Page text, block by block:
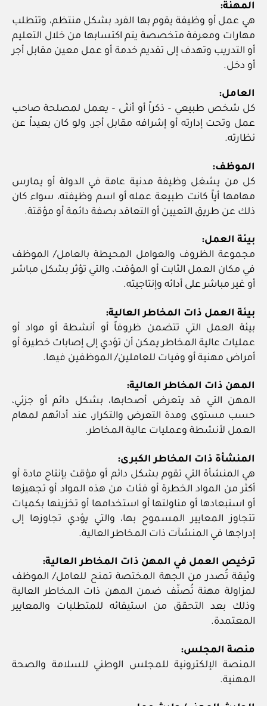
المهنة:
هي عمل أو وظيفة يقوم بها الفرد بشكل منتظم، وتتطلب
مهارات ومعرفة متخصصة يتم اكتسابها من خلال التعليم
أو التدريب وتهدف إلى تقديم خدمة أو عمل معين مقابل أجر
أو دخل.
العامل:
كل شخص طبيعي – ذكراً أو أنثى – يعمل لمصلحة صاحب
عمل وتحت إدارته أو إشرافه مقابل أجر، ولو كان بعيداً عن
نظارته.
الموظف:
كل من يشغل وظيفة مدنية عامة في الدولة أو يمارس
مهامها أياً كانت طبيعة عمله أو اسم وظيفته، سواء كان
ذلك عن طريق التعيين أو التعاقد بصفة دائمة أو مؤقتة.
بيئة العمل:
مجموعة الظروف والعوامل المحيطة بالعامل/ الموظف
في مكان العمل الثابت أو المؤقت، والتي تؤثر بشكل مباشر
أو غير مباشر على أدائه وإنتاجيته.
بيئة العمل ذات المخاطر العالية:
بيئة العمل التي تتضمن ظروفاً أو أنشطة أو مواد أو
عمليات عالية المخاطر يمكن أن تؤدي إلى إصابات خطيرة أو
أمراض مهنية أو وفيات للعاملين/ الموظفين فيها.
المهن ذات المخاطر العالية:
المهن التي قد يتعرض أصحابها، بشكل دائم أو جزئي،
حسب مستوى ومدة التعرض والتكرار، عند أدائهم لمهام
العمل لأنشطة وعمليات عالية المخاطر.
المنشأة ذات المخاطر الكبرى:
هي المنشأة التي تقوم بشكل دائم أو مؤقت بإنتاج مادة أو
أكثر من المواد الخطرة أو فئات من هذه المواد أو تجهيزها
أو استبعادها أو مناولتها أو استخدامها أو تخزينها بكميات
تتجاوز المعايير المسموح بها، والتي يؤدي تجاوزها إلى
إدراجها في المنشآت ذات المخاطر العالية.
ترخيص العمل في المهن ذات المخاطر العالية:
وثيقة تُصدر من الجهة المختصة تمنح للعامل/ الموظف
لمزاولة مهنة تُصنّف ضمن المهن ذات المخاطر العالية
وذلك بعد التحقق من استيفائه للمتطلبات والمعايير
المعتمدة.
منصة المجلس:
المنصة الإلكترونية للمجلس الوطني للسلامة والصحة
المهنية.